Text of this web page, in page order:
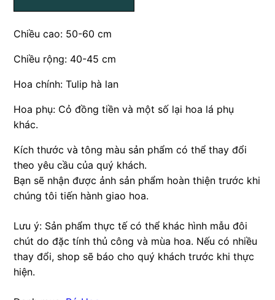
Chiều cao: 50-60 cm
Chiều rộng: 40-45 cm
Hoa chính: Tulip hà lan
Hoa phụ: Cỏ đồng tiền và một số lại hoa lá phụ
khác.
Kích thước và tông màu sản phẩm có thể thay đổi
theo yêu cầu của quý khách.
Bạn sẽ nhận được ảnh sản phẩm hoàn thiện trước khi
chúng tôi tiến hành giao hoa.
Lưu ý: Sản phẩm thực tế có thể khác hình mẫu đôi
chút do đặc tính thủ công và mùa hoa. Nếu có nhiều
thay đổi, shop sẽ báo cho quý khách trước khi thực
hiện.